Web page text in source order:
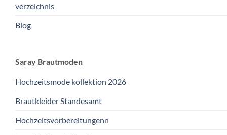
verzeichnis
Blog
Saray Brautmoden
Hochzeitsmode kollektion 2026
Brautkleider Standesamt
Hochzeitsvorbereitungenn